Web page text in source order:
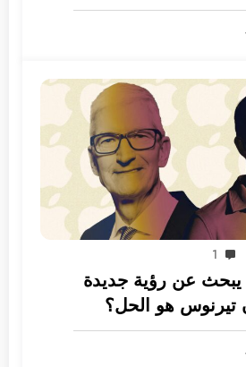
1
يبحث عن رؤية جديدة
هو الحل؟